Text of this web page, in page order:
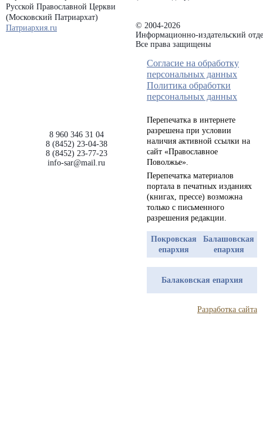
8 960 346 31 04
8 (8452) 23-04-38
8 (8452) 23-77-23
info-sar@mail.ru
Русской Православной Церкви
(Московский Патриархат)
Патриархия.ru
© 2004-2026
Информационно-издательский
Все права защищены
Согласие на обработку
персональных данных
Политика обработки
персональных данных
Перепечатка в интернете
разрешена при условии
наличия активной ссылки на
сайт «Православное
Поволжье».
Перепечатка материалов
портала в печатных изданиях
(книгах, прессе) возможна
только с письменного
разрешения редакции.
Покровская
епархия
Балашовская
епархия
Балаковская епархия
Разработка сайта